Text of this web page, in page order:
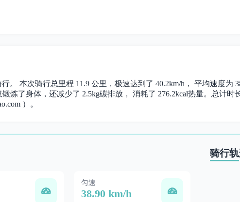
。 本次骑行总里程 11.9 公里，极速达到了 40.2km/h， 平均速度为
炼了身体，还减少了 2.5kg碳排放， 消耗了 276.2kcal热量。总计时
）。
匀速
38.90 km/h
骑行